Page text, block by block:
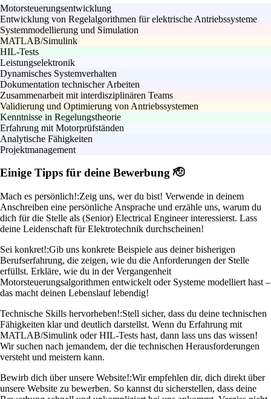
Motorsteuerungsentwicklung
Entwicklung von Regelalgorithmen für elektrische Antriebssysteme
Systemmodellierung und Simulation
MATLAB/Simulink
HIL-Tests
Leistungselektronik
Dynamisches Systemverhalten
Dokumentation technischer Arbeiten
Zusammenarbeit mit interdisziplinären Teams
Validierung und Optimierung von Antriebssystemen
Kenntnisse in Regelungstheorie
Erfahrung mit Motorprüfständen
Analytische Fähigkeiten
Projektmanagement
Einige Tipps für deine Bewerbung 🫡
Mach es persönlich!:Zeig uns, wer du bist! Verwende in deinem
Anschreiben eine persönliche Ansprache und erzähle uns, warum du
dich für die Stelle als (Senior) Electrical Engineer interessierst. Lass
deine Leidenschaft für Elektrotechnik durchscheinen!
Sei konkret!:Gib uns konkrete Beispiele aus deiner bisherigen
Berufserfahrung, die zeigen, wie du die Anforderungen der Stelle
erfüllst. Erkläre, wie du in der Vergangenheit
Motorsteuerungsalgorithmen entwickelt oder Systeme modelliert hast –
das macht deinen Lebenslauf lebendig!
Technische Skills hervorheben!:Stell sicher, dass du deine technischen
Fähigkeiten klar und deutlich darstellst. Wenn du Erfahrung mit
MATLAB/Simulink oder HIL-Tests hast, dann lass uns das wissen!
Wir suchen nach jemandem, der die technischen Herausforderungen
versteht und meistern kann.
Bewirb dich über unsere Website!:Wir empfehlen dir, dich direkt über
unsere Website zu bewerben. So kannst du sicherstellen, dass deine